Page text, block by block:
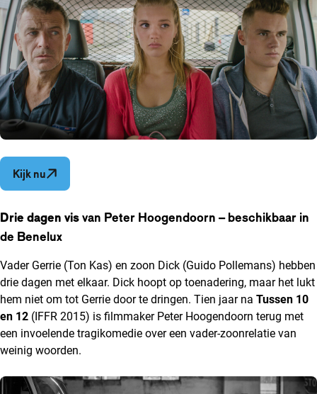
Kijk nu Opent in een nieuw venster
Drie dagen visvan Peter Hoogendoorn – beschikbaar in
de Benelux
Vader Gerrie (Ton Kas) en zoon Dick (Guido Pollemans) hebben
drie dagen met elkaar. Dick hoopt op toenadering, maar het lukt
hem niet om tot Gerrie door te dringen. Tien jaar na Tussen 10
en 12 (IFFR 2015) is filmmaker Peter Hoogendoorn terug met
een invoelende tragikomedie over een vader-zoonrelatie van
weinig woorden.